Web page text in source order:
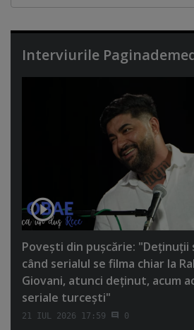
Interviurile
Poveşti din puşcărie: "Deţinuţii
când serialul se filma chiar la
Giovani, atunci deţinut, acum
seriale turceşti"
21 IUL 2026 17:59 0